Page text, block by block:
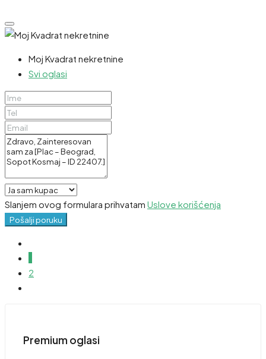
Moj Kvadrat nekretnine
Svi oglasi
Slanjem ovog formulara prihvatam Uslove korišćenja
Pošalji poruku
2
Premium oglasi